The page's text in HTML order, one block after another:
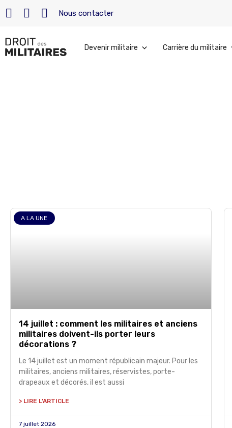
Nous contacter
Devenir militaire Carrière du militaire
A LA UNE
14 juillet : comment les militaires et anciens
militaires doivent-ils porter leurs
décorations ?
Le 14 juillet est un moment républicain majeur. Pour les
militaires, anciens militaires, réservistes, porte-
drapeaux et décorés, il est aussi
> LIRE L'ARTICLE
7 juillet 2026